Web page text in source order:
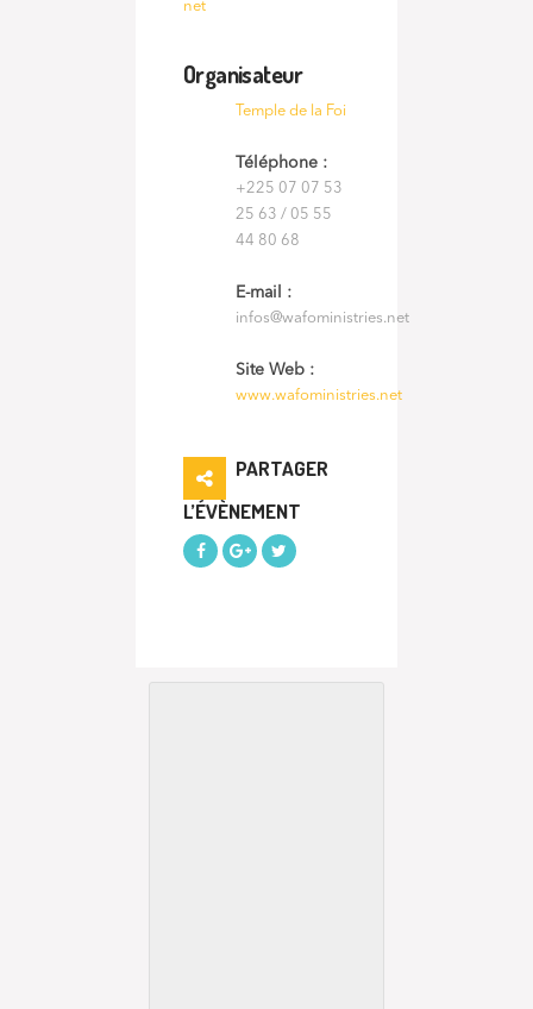
net
Organisateur
Temple de la Foi
Téléphone :
+225 07 07 53
25 63 / 05 55
44 80 68
E-mail :
infos@wafoministries.net
Site Web :
www.wafoministries.net
PARTAGER
L’ÉVÈNEMENT